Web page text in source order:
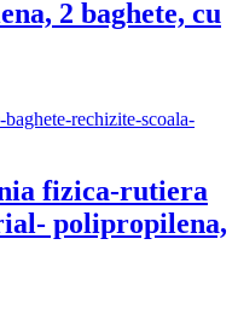
2 baghete, cu
fizica-rutiera
polipropilena,